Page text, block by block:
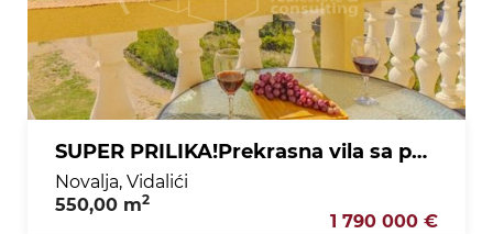
SUPER PRILIKA!Prekrasna vila sa panoramskim pogledom na more/nasuprot plaže Zrće/Novalja.
Novalja, Vidalići
550,00 m2
1 790 000 €